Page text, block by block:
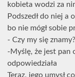
kobieta wodzi za
Podszedł do niej a
bo nie mógł sobie
- Czy my się
-Myślę, że jest pan
odpowiedziała
Teraz, jego umysł